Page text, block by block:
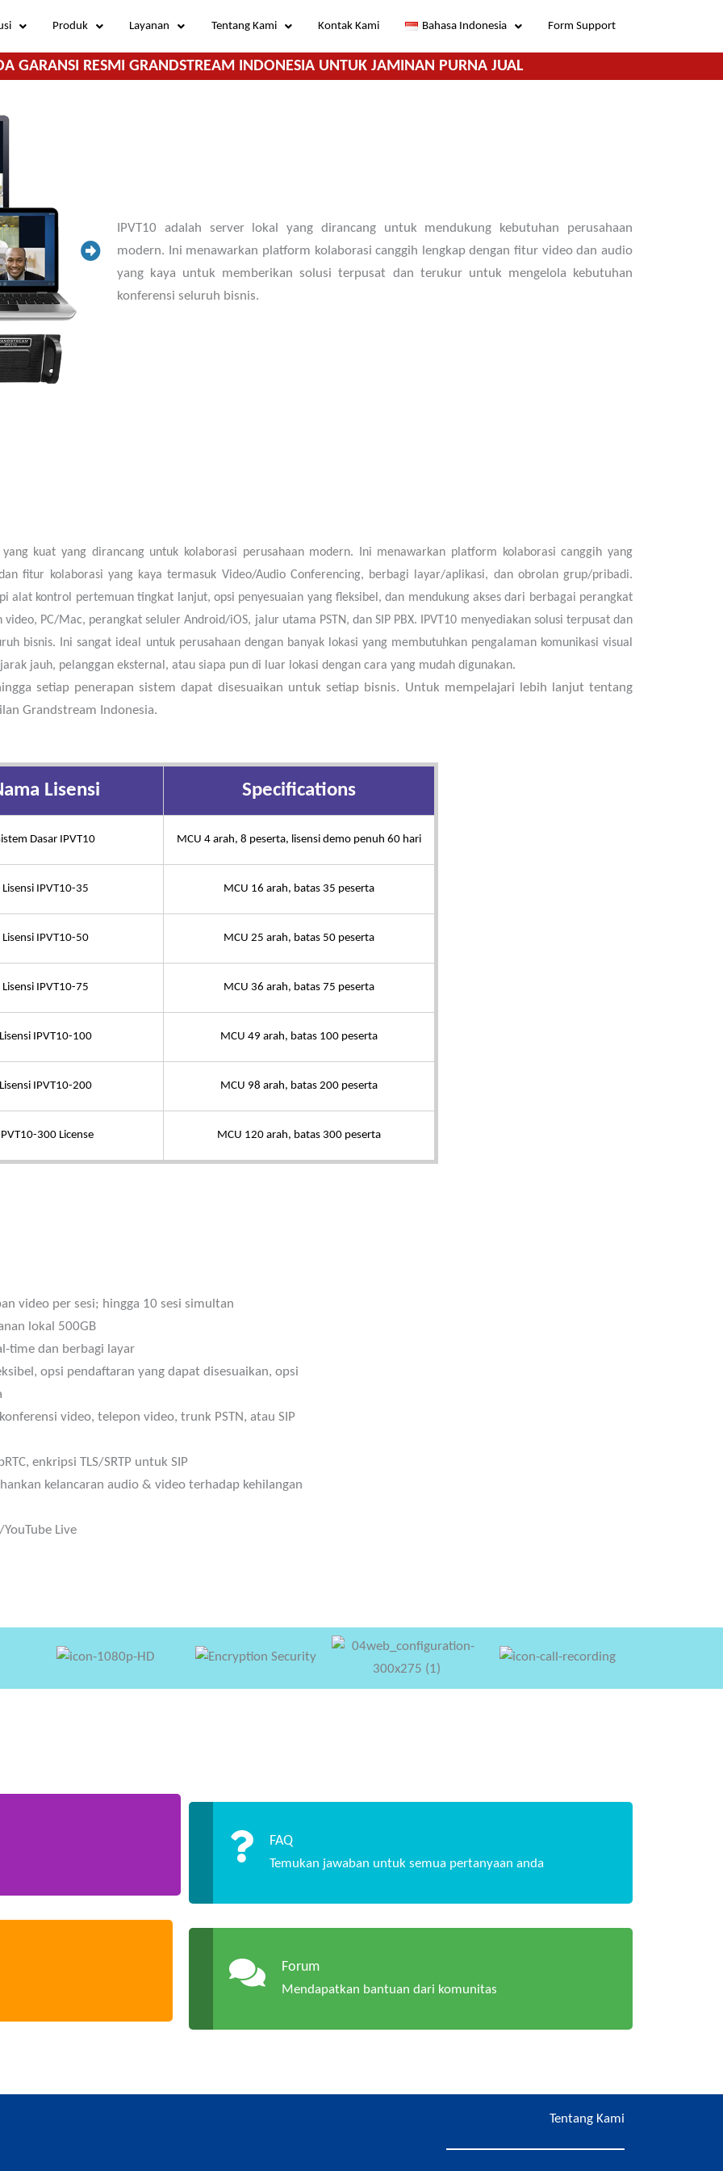
Produk Layanan Tentang Kami Kontak Kami Bahasa Indonesia Form Support
GARANSI RESMI GRANDSTREAM INDONESIA UNTUK JAMINAN PURNA JUAL
IPVT10 adalah server lokal yang dirancang untuk mendukung kebutuhan perusahaan
modern. Ini menawarkan platform kolaborasi canggih lengkap dengan fitur video dan audio
yang kaya untuk memberikan solusi terpusat dan terukur untuk mengelola kebutuhan
konferensi seluruh bisnis.
kuat yang dirancang untuk kolaborasi perusahaan modern. Ini menawarkan platform kolaborasi canggih yang
fitur kolaborasi yang kaya termasuk Video/Audio Conferencing, berbagi layar/aplikasi, dan obrolan grup/pribadi.
alat kontrol pertemuan tingkat lanjut, opsi penyesuaian yang fleksibel, dan mendukung akses dari berbagai perangkat
PC/Mac, perangkat seluler Android/iOS, jalur utama PSTN, dan SIP PBX. IPVT10 menyediakan solusi terpusat dan
bisnis. Ini sangat ideal untuk perusahaan dengan banyak lokasi yang membutuhkan pengalaman komunikasi visual
jauh, pelanggan eksternal, atau siapa pun di luar lokasi dengan cara yang mudah digunakan.
setiap penerapan sistem dapat disesuaikan untuk setiap bisnis. Untuk mempelajari lebih lanjut tentang
Grandstream Indonesia.
Lisensi Specifications
Dasar IPVT10 MCU 4 arah, 8 peserta, lisensi demo penuh 60 hari
Lisensi IPVT10-35 MCU 16 arah, batas 35 peserta
Lisensi IPVT10-50 MCU 25 arah, batas 50 peserta
Lisensi IPVT10-75 MCU 36 arah, batas 75 peserta
IPVT10-100 MCU 49 arah, batas 100 peserta
IPVT10-200 MCU 98 arah, batas 200 peserta
300 License MCU 120 arah, batas 300 peserta
video per sesi; hingga 10 sesi simultan
lokal 500GB
time dan berbagi layar
opsi pendaftaran yang dapat disesuaikan, opsi
video, telepon video, trunk PSTN, atau SIP
enkripsi TLS/SRTP untuk SIP
kelancaran audio & video terhadap kehilangan
Live
FAQ
Temukan jawaban untuk semua pertanyaan anda
Forum
Mendapatkan bantuan dari komunitas
Tentang Kami